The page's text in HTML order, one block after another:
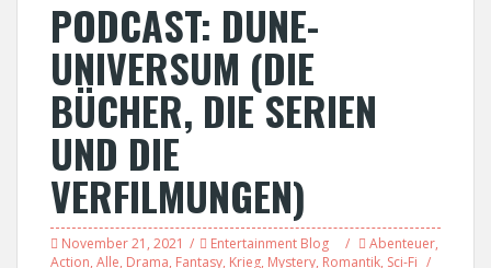
PODCAST: DUNE-
UNIVERSUM (DIE
BÜCHER, DIE SERIEN
UND DIE
VERFILMUNGEN)
November 21, 2021 Entertainment Blog Abenteuer,
Action, Alle, Drama, Fantasy, Krieg, Mystery, Romantik, Sci-Fi